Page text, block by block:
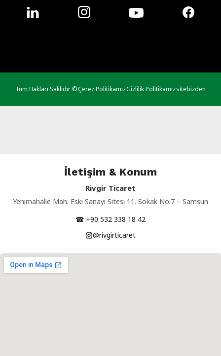
Tüm Hakları Saklıdır ©Çerez PolitikamızGizlilik Politikamızsitebizden
İletişim & Konum
Rivgir Ticaret
Yenimahalle Mah. Eski Sanayi Sitesi 11. Sokak No:7 – Samsun
☎ +90 532 338 18 42
@rivgirticaret